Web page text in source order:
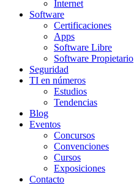
Internet
Software
Certificaciones
Apps
Software Libre
Software Propietario
Seguridad
TI en números
Estudios
Tendencias
Blog
Eventos
Concursos
Convenciones
Cursos
Exposiciones
Contacto